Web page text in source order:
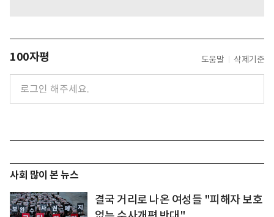
100자평 도움말 삭제기준
사회 많이 본 뉴스
결국 거리로 나온 여성들 "피해자 보호